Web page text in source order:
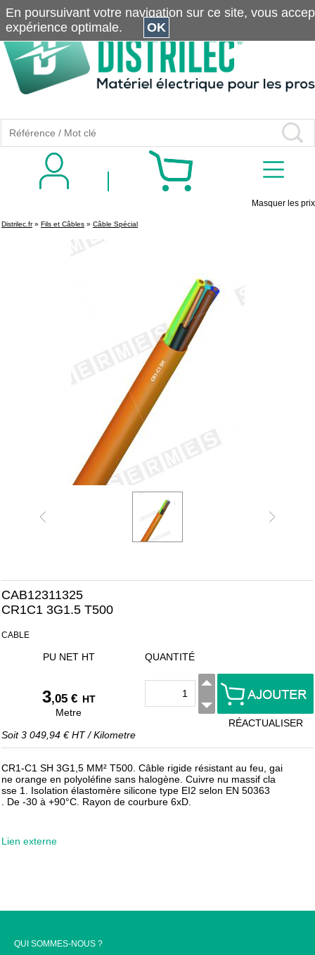
Masquer les prix
Distrilec.fr» Fils et Câbles » Câble Spécial
CAB12311325
CR1C1 3G1.5 T500
CABLE
PU NET HT
3,05 € HT
Metre
Soit3 049,94 € HT/Kilometre
QUANTITÉ
RÉACTUALISER
CR1-C1 SH 3G1,5 MM² T500. Câble rigide résistant au feu, gai
ne orange en polyoléfine sans halogène. Cuivre nu massif cla
sse 1. Isolation élastomère silicone type EI2 selon EN 50363
. De -30 à +90°C. Rayon de courbure 6xD.
Lien externe
QUI SOMMES-NOUS ?
En poursuivant votre navigation sur ce site, vous
expérience optimale.
OK